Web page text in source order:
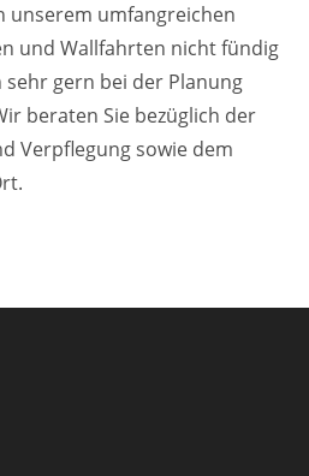
unserem umfangreichen
und Wallfahrten nicht fündig
gern bei der Planung
beraten Sie bezüglich der
Verpflegung sowie dem